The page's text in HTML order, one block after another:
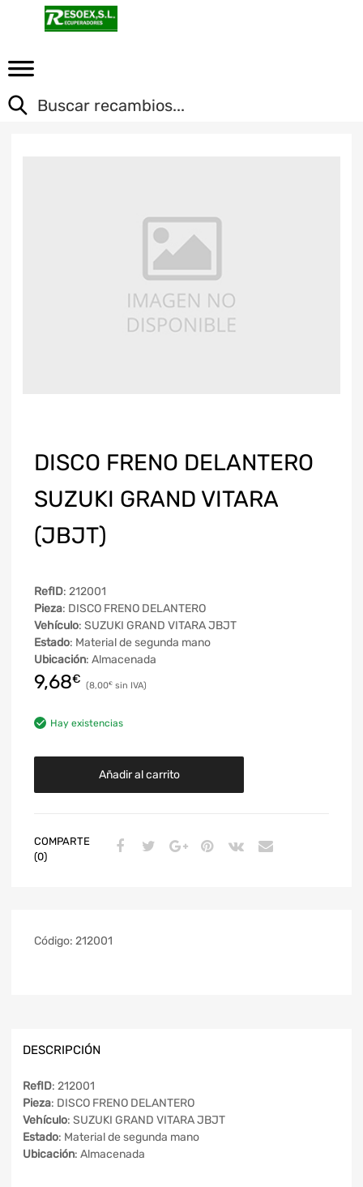
DISCO FRENO DELANTERO
SUZUKI GRAND VITARA
(JBJT)
RefID: 212001
Pieza: DISCO FRENO DELANTERO
Vehículo: SUZUKI GRAND VITARA JBJT
Estado: Material de segunda mano
Ubicación: Almacenada
9,68€ 8,00€
Hay existencias
Añadir al carrito
COMPARTE
(0)
Código: 212001
DESCRIPCIÓN
RefID: 212001
Pieza: DISCO FRENO DELANTERO
Vehículo: SUZUKI GRAND VITARA JBJT
Estado: Material de segunda mano
Ubicación: Almacenada